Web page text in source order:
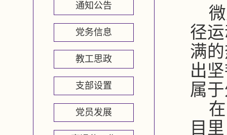
通知公告
党务信息
教工思政
支部设置
党员发展
径
满
出
属
目